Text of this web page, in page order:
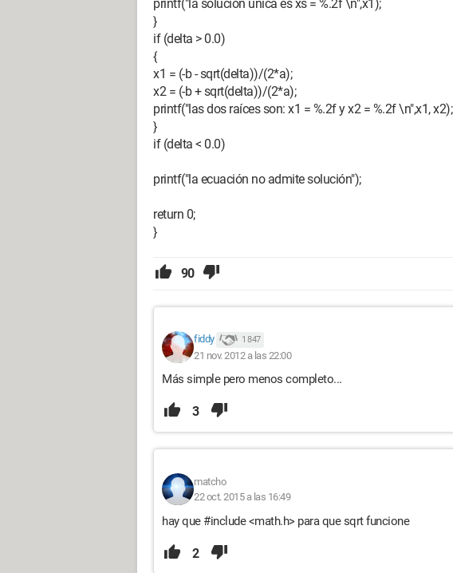
printf("la solución única es xs = %.2f \n",x1);
}
if (delta > 0.0)
{
x1 = (-b - sqrt(delta))/(2*a);
x2 = (-b + sqrt(delta))/(2*a);
printf("las dos raíces son: x1 = %.2f y x2 = %.2f \n",x1, x2);
}
if (delta < 0.0)
printf("la ecuación no admite solución");
return 0;
}
90
fiddy 1 847
21 nov. 2012 a las 22:00
Más simple pero menos completo...
3
matcho
22 oct. 2015 a las 16:49
hay que #include <math.h> para que sqrt funcione
2